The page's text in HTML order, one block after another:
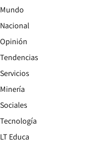
Mundo
Nacional
Opinión
Tendencias
Servicios
Minería
Sociales
Tecnología
LT Educa